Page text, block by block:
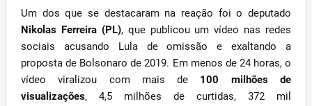
Um dos que se destacaram na reação foi o deputado
Nikolas Ferreira (PL), que publicou um vídeo nas redes
sociais acusando Lula de omissão e exaltando a
proposta de Bolsonaro de 2019. Em menos de 24 horas, o
vídeo viralizou com mais de 100 milhões de
visualizações, 4,5 milhões de curtidas, 372 mil